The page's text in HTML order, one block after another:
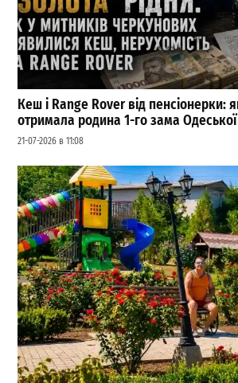
Кеш і Range Rover від пенсіонерки:
отримала родина 1-го зама
21-07-2026 в 11:08